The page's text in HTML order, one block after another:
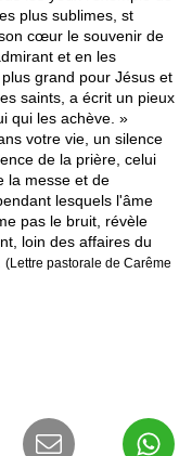
plus sublimes, st
cœur le souvenir de
et en les
grand pour Jésus et
saints, a écrit un pieux
qui les achève. »
votre vie, un silence
de la prière, celui
la messe et de
lesquels l'âme
pas le bruit, révèle
loin des affaires du
(Lettre pastorale de Carême